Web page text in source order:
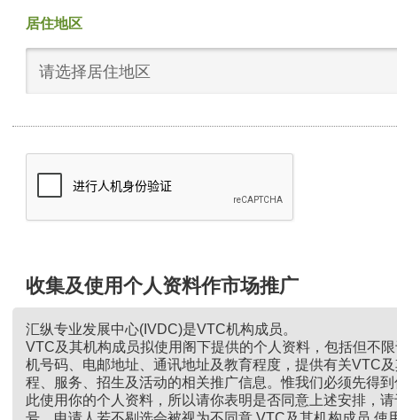
居住地区
请选择居住地区
收集及使用个人资料作市场推广
汇纵专业发展中心(IVDC)是VTC机构成员。
VTC及其机构成员拟使用阁下提供的个人资料，包括但不
机号码、电邮地址、通讯地址及教育程度，提供有关VTC
程、服务、招生及活动的相关推广信息。惟我们必须先得
此使用你的个人资料，所以请你表明是否同意上述安排，